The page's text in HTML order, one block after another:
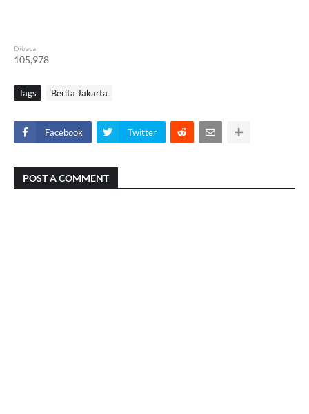
Dibaca
105,978
Tags Berita Jakarta
Facebook Twitter
POST A COMMENT